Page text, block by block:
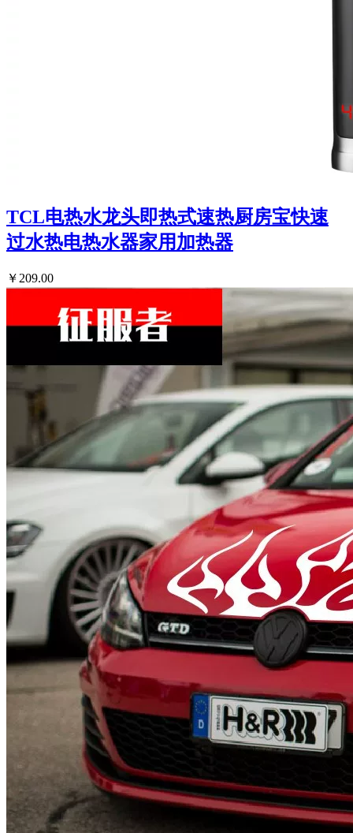
TCL电热水龙头即热式速热厨房宝快速
过水热电热水器家用加热器
￥209.00